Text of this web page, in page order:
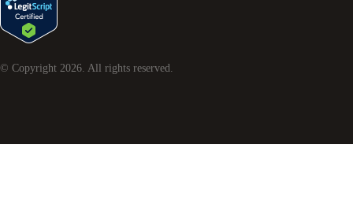
© Copyright 2026 . All rights reserved.